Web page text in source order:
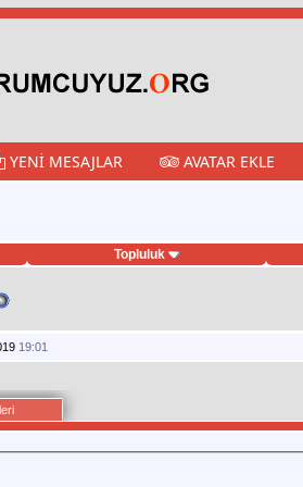
YENI MESAJLAR AVATAR EKLE
Topluluk
19:01